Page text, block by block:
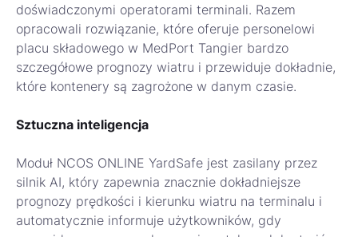
doświadczonymi operatorami terminali. Razem
opracowali rozwiązanie, które oferuje personelowi
placu składowego w MedPort Tangier bardzo
szczegółowe prognozy wiatru i przewiduje dokładnie,
które kontenery są zagrożone w danym czasie.
Sztuczna inteligencja
Moduł NCOS ONLINE YardSafe jest zasilany przez
silnik AI, który zapewnia znacznie dokładniejsze
prognozy prędkości i kierunku wiatru na terminalu i
automatycznie informuje użytkowników, gdy